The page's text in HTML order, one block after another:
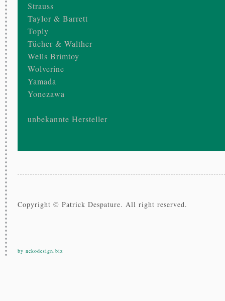
Strauss
Taylor & Barrett
Toply
Tücher & Walther
Wells Brimtoy
Wolverine
Yamada
Yonezawa
unbekannte Hersteller
Copyright © Patrick Despature. All right reserved.
by nekodesign.biz